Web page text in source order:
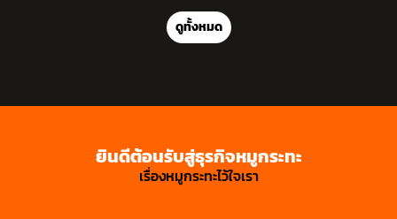
ดูทั้งหมด
ยินดีต้อนรับสู่ธุรกิจหมูกระทะ
เรื่องหมูกระทะไว้ใจเรา